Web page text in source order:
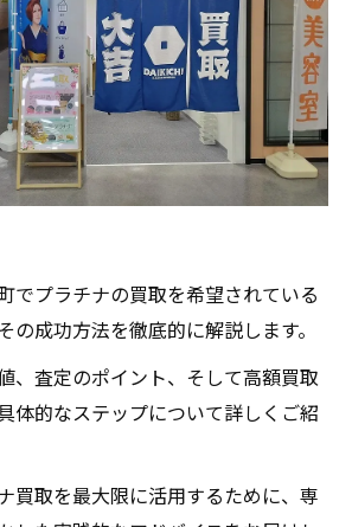
でプラチナの買取を希望されている
の成功方法を徹底的に解説します。
、査定のポイント、そして高額買取
体的なステップについて詳しくご紹
買取を最大限に活用するために、専